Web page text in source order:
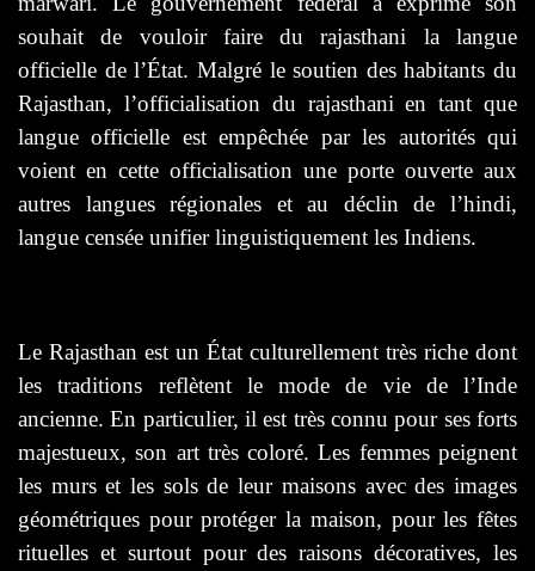
souhait de vouloir faire du rajasthani la langue
officielle de l’État. Malgré le soutien des habitants du
Rajasthan, l’officialisation du rajasthani en tant que
langue officielle est empêchée par les autorités qui
voient en cette officialisation une porte ouverte aux
autres langues régionales et au déclin de l’hindi,
langue censée unifier linguistiquement les Indiens.
Le Rajasthan est un État culturellement très riche dont
les traditions reflètent le mode de vie de l’Inde
ancienne. En particulier, il est très connu pour ses forts
majestueux, son art très coloré. Les femmes peignent
les murs et les sols de leur maisons avec des images
géométriques pour protéger la maison, pour les fêtes
rituelles et surtout pour des raisons décoratives, les